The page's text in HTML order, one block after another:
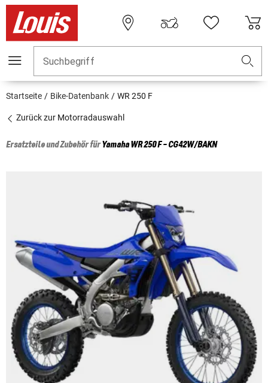
Suchbegriff
Startseite Bike-Datenbank WR 250 F
Zurück zur Motorradauswahl
Ersatzteile und Zubehör fürYamahaWR 250 F - CG42W/BAKN